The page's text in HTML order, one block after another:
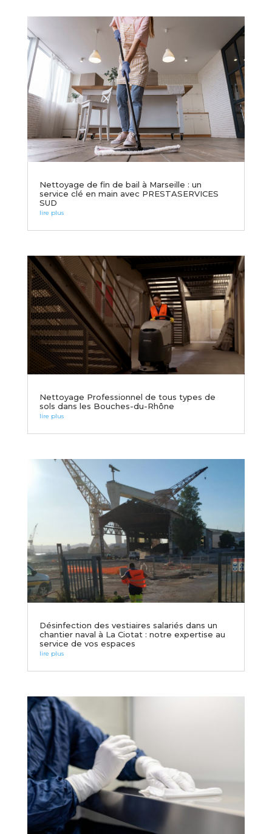
Nettoyage de fin de bail à Marseille : un
service clé en main avec PRESTASERVICES
SUD
lire plus
Nettoyage Professionnel de tous types de
sols dans les Bouches-du-Rhône
lire plus
Désinfection des vestiaires salariés dans un
chantier naval à La Ciotat : notre expertise au
service de vos espaces
lire plus